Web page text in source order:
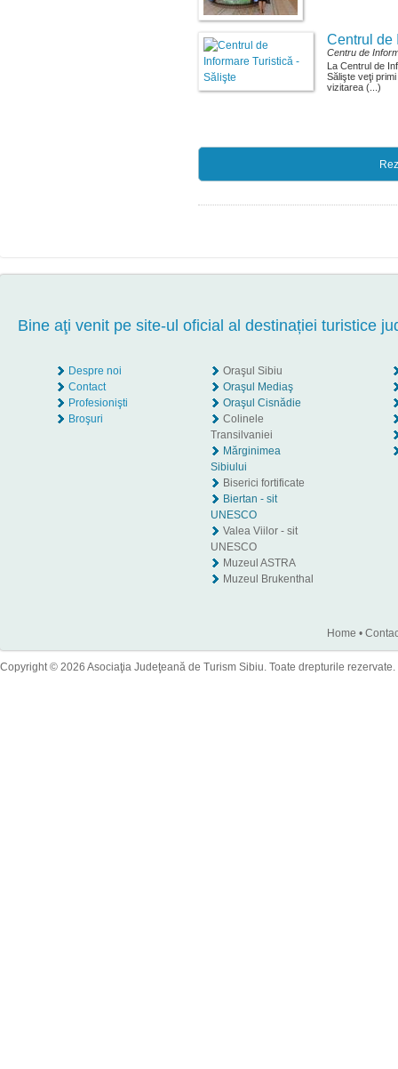
Centrul de
Centru de
La Centrul de
Sălişte veţi
vizitarea (...)
Bine aţi venit pe site-ul oficial al destinației turistice
Despre noi
Contact
Profesionişti
Broşuri
Oraşul Sibiu
Oraşul Mediaş
Oraşul Cisnădie
Colinele
Transilvaniei
Mărginimea
Sibiului
Biserici fortificate
Biertan - sit
UNESCO
Valea Viilor - sit
UNESCO
Muzeul ASTRA
Muzeul Brukenthal
Home •
Copyright © 2026 Asociaţia Judeţeană de Turism Sibiu. Toate drepturile rezervate.